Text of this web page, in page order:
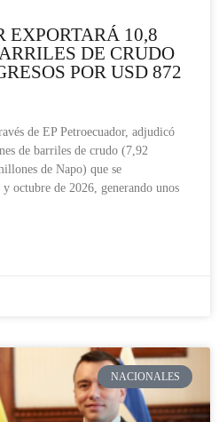
EXPORTARÁ 10,8
DE CRUDO
POR USD 872
de EP Petroecuador, adjudicó
de barriles de crudo (7,92
de Napo) que se
octubre de 2026, generando unos
NACIONALES